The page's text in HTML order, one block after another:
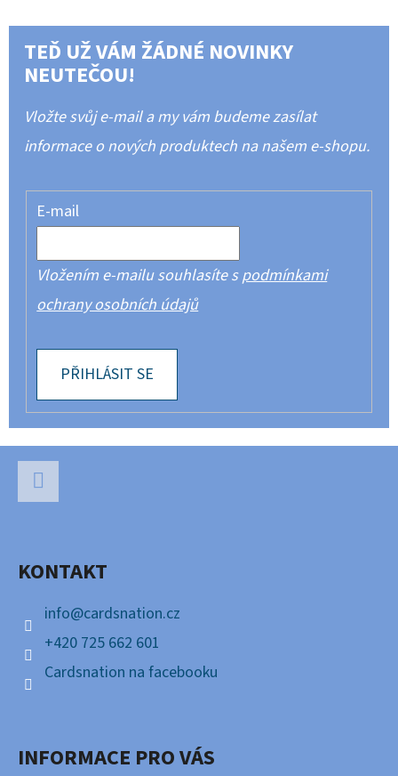
TEĎ UŽ VÁM ŽÁDNÉ NOVINKY
NEUTEČOU!
Vložte svůj e-mail a my vám budeme zasílat
informace o nových produktech na našem e-shopu.
E-mail
Vložením e-mailu souhlasíte spodmínkami
ochrany osobních údajů
PŘIHLÁSIT SE
KONTAKT
info@cardsnation.cz
+420 725 662 601
Cardsnation na facebooku
INFORMACE PRO VÁS